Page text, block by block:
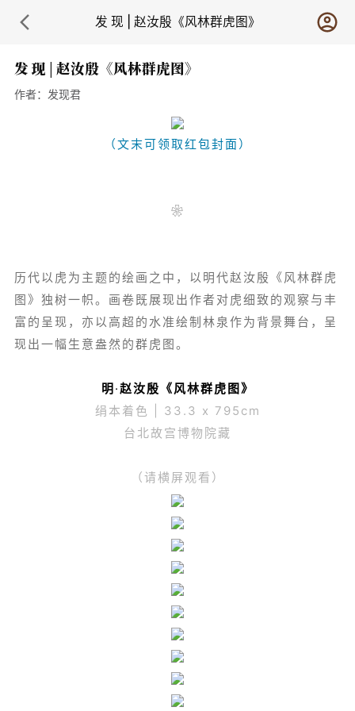
发 现 | 赵汝殷《风林群虎图》
发 现 | 赵汝殷《风林群虎图》
作者： 发现君
（文末可领取红包封面）
❀
历代以虎为主题的绘画之中，以明代赵汝殷《风林群虎
图》独树一帜。画卷既展现出作者对虎细致的观察与丰
富的呈现，亦以高超的水准绘制林泉作为背景舞台，呈
现出一幅生意盎然的群虎图。
明·赵汝殷《风林群虎图》
绢本着色 | 33.3 x 795cm
台北故宫博物院藏
（请横屏观看）